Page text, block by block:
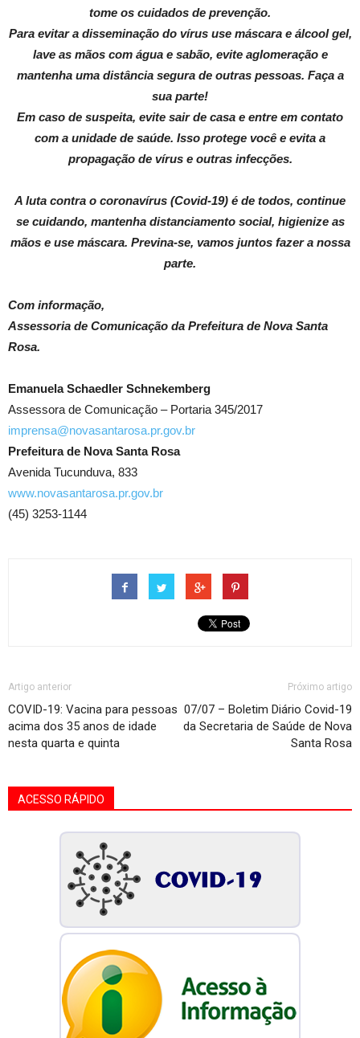
tome os cuidados de prevenção.
Para evitar a disseminação do vírus use máscara e álcool gel,
lave as mãos com água e sabão, evite aglomeração e
mantenha uma distância segura de outras pessoas. Faça a
sua parte!
Em caso de suspeita, evite sair de casa e entre em contato
com a unidade de saúde. Isso protege você e evita a
propagação de vírus e outras infecções.
A luta contra o coronavírus (Covid-19) é de todos, continue
se cuidando, mantenha distanciamento social, higienize as
mãos e use máscara. Previna-se, vamos juntos fazer a nossa
parte.
Com informação,
Assessoria de Comunicação da Prefeitura de Nova Santa
Rosa.
Emanuela Schaedler Schnekemberg
Assessora de Comunicação – Portaria 345/2017
imprensa@novasantarosa.pr.gov.br
Prefeitura de Nova Santa Rosa
Avenida Tucunduva, 833
www.novasantarosa.pr.gov.br
(45) 3253-1144
Artigo anterior
COVID-19: Vacina para pessoas
acima dos 35 anos de idade
nesta quarta e quinta
Próximo artigo
07/07 – Boletim Diário Covid-19
da Secretaria de Saúde de Nova
Santa Rosa
ACESSO RÁPIDO